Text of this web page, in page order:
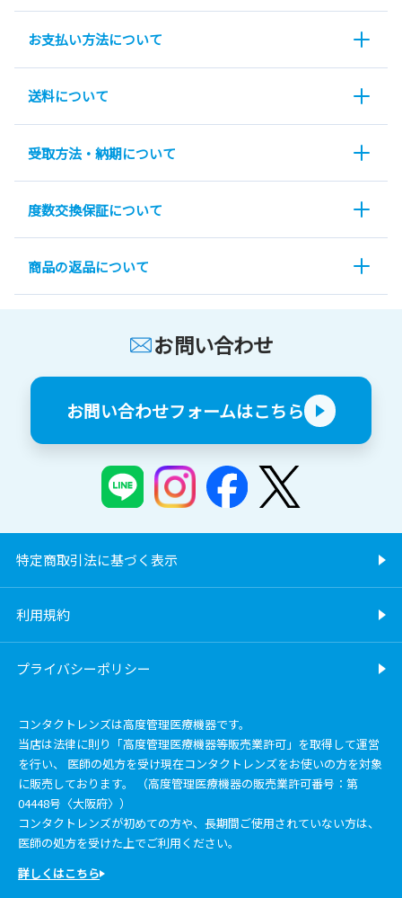
お支払い方法について
送料について
受取方法・納期について
度数交換保証について
商品の返品について
お問い合わせ
お問い合わせフォームはこちら
特定商取引法に基づく表示
利用規約
プライバシーポリシー
コンタクトレンズは高度管理医療機器です。
当店は法律に則り「高度管理医療機器等販売業許可」を取得して運営
を行い、 医師の処方を受け現在コンタクトレンズをお使いの方を対象
に販売しております。 （高度管理医療機器の販売業許可番号：第
04448号〈大阪府〉）
コンタクトレンズが初めての方や、長期間ご使用されていない方は、
医師の処方を受けた上でご利用ください。
詳しくはこちら